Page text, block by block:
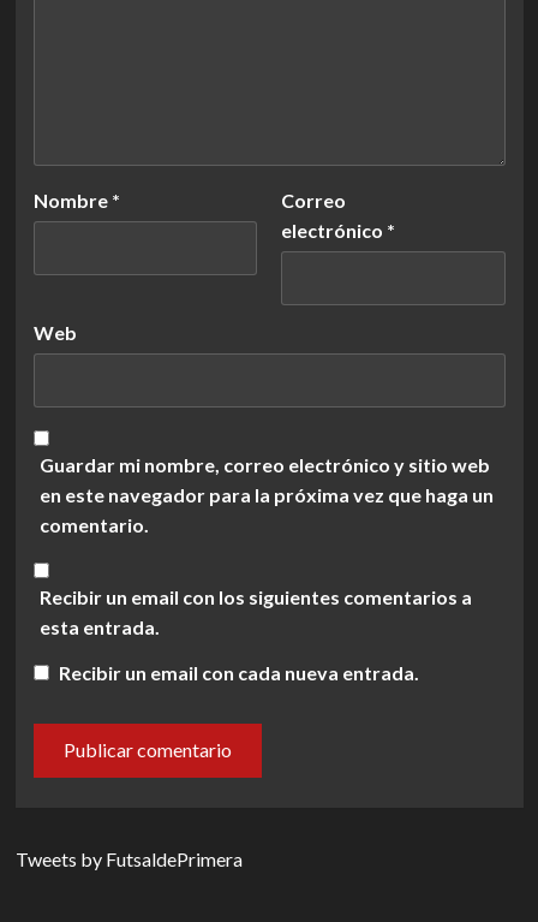
Nombre *
Correo
electrónico *
Web
Guardar mi nombre, correo electrónico y sitio web
en este navegador para la próxima vez que haga un
comentario.
Recibir un email con los siguientes comentarios a
esta entrada.
Recibir un email con cada nueva entrada.
Tweets by FutsaldePrimera